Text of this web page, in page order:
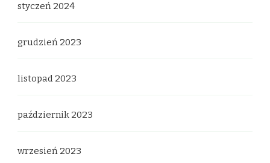
styczeń 2024
grudzień 2023
listopad 2023
październik 2023
wrzesień 2023